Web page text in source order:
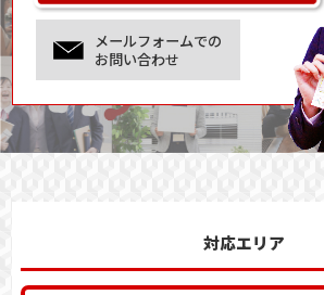
メールフォームでの
お問い合わせ
対応エリア